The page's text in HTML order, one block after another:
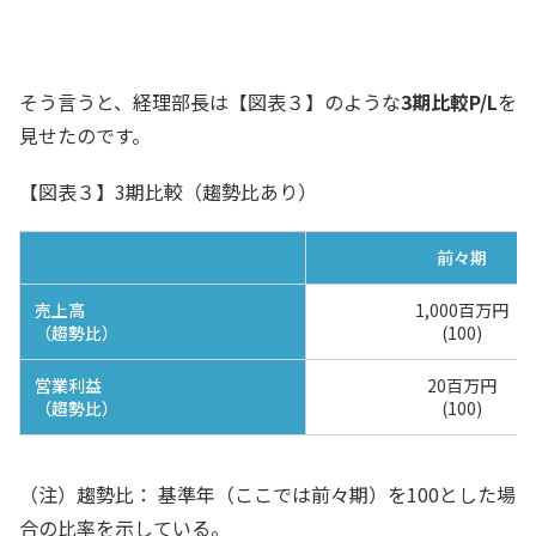
そう言うと、経理部長は【図表３】のような3期比較P/Lを
見せたのです。
【図表３】3期比較（趨勢比あり）
前々期
売上高
（趨勢比）
1,000百万円
(100)
営業利益
（趨勢比）
20百万円
(100)
（注）趨勢比： 基準年（ここでは前々期）を100とした場
合の比率を示している。